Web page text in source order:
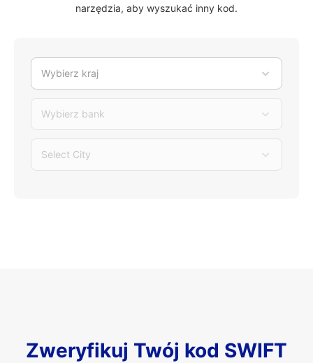
narzędzia, aby wyszukać inny kod.
Wybierz kraj
Wybierz bank
Select City
Zweryfikuj Twój kod SWIFT